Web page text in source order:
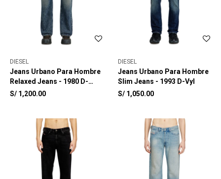
DIESEL
Jeans Urbano Para Hombre
Relaxed Jeans - 1980 D-
Eeper
S/ 1,200.00
DIESEL
Jeans Urbano Para Hombre
Slim Jeans - 1993 D-Vyl
S/ 1,050.00